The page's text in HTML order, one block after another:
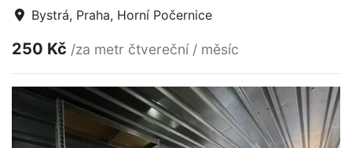
Bystrá, Praha, Horní Počernice
250 Kč /za metr čtvereční / měsíc